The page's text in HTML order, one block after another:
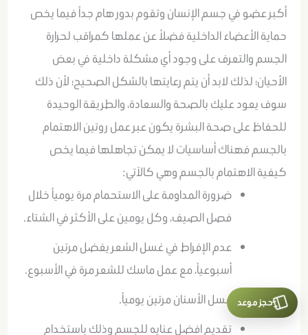
أكبر عضو في جسم الإنسان وتقوم بدور هام جداً فيما يخص
حماية الأعضاء الداخلية فضلاً عن عملها كمراقب لحرارة
الجسم والتعرف على وجود أي مشكلة داخلية في بعض
الأحيان؛ لذلك لابد أن يتم رعايتها بالشكل الصحيح؛ لأن ذلك
سوف يعود عليك بالصحة والسعادة، والطريقة الوحيدة
للحفاظ على صحة البشرة يكون عبر عمل روتين الاهتمام
بالجسم فهناك أساسيات لا يمكن تجاهلها فيما يخص
كيفية الاهتمام بالجسم وهي كالآتي:
ضرورة المداومة على الاستحمام مرة يومياً خلال
فصل الصيف، وكل يومين على الأكثر في الشتاء.
عدم الإفراط في غسل الشعر يفضل مرتين
أسبوعياً، مع عمل ماسك للشعر مرة في الأسبوع.
غسل الأسنان مرتين يومياً.
تقديم افضل عنايه للجسم وذلك باستخدام
حجز موعد